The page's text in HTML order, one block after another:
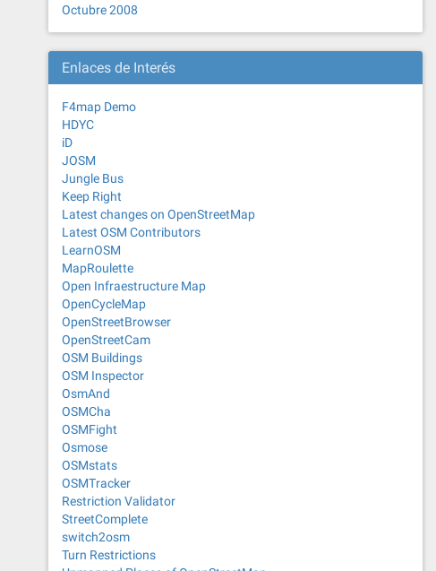
Octubre 2008
Enlaces de Interés
F4map Demo
HDYC
iD
JOSM
Jungle Bus
Keep Right
Latest changes on OpenStreetMap
Latest OSM Contributors
LearnOSM
MapRoulette
Open Infraestructure Map
OpenCycleMap
OpenStreetBrowser
OpenStreetCam
OSM Buildings
OSM Inspector
OsmAnd
OSMCha
OSMFight
Osmose
OSMstats
OSMTracker
Restriction Validator
StreetComplete
switch2osm
Turn Restrictions